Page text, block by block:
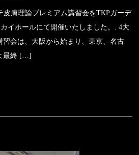
皮膚理論プレミアム講習会をTKPガーデ
イホールにて開催いたしました。. 4大
習会は、大阪から始まり、東京、名古
最終 […]